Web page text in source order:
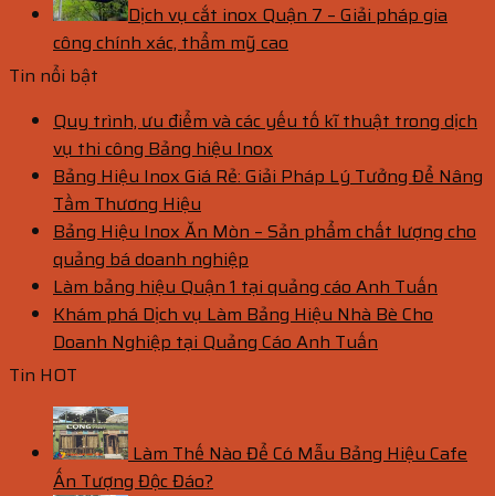
Dịch vụ cắt inox Quận 7 – Giải pháp gia
công chính xác, thẩm mỹ cao
Tin nổi bật
Quy trình, ưu điểm và các yếu tố kĩ thuật trong dịch
vụ thi công Bảng hiệu Inox
Bảng Hiệu Inox Giá Rẻ: Giải Pháp Lý Tưởng Để Nâng
Tầm Thương Hiệu
Bảng Hiệu Inox Ăn Mòn – Sản phẩm chất lượng cho
quảng bá doanh nghiệp
Làm bảng hiệu Quận 1 tại quảng cáo Anh Tuấn
Khám phá Dịch vụ Làm Bảng Hiệu Nhà Bè Cho
Doanh Nghiệp tại Quảng Cáo Anh Tuấn
Tin HOT
Làm Thế Nào Để Có Mẫu Bảng Hiệu Cafe
Ấn Tượng Độc Đáo?